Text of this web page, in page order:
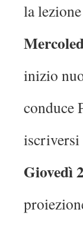
la
inizio
conduce
iscriversi
Giovedì